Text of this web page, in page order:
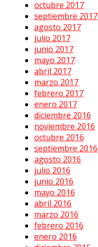
octubre 2017
septiembre 2017
agosto 2017
julio 2017
junio 2017
mayo 2017
abril 2017
marzo 2017
febrero 2017
enero 2017
diciembre 2016
noviembre 2016
octubre 2016
septiembre 2016
agosto 2016
julio 2016
junio 2016
mayo 2016
abril 2016
marzo 2016
febrero 2016
enero 2016